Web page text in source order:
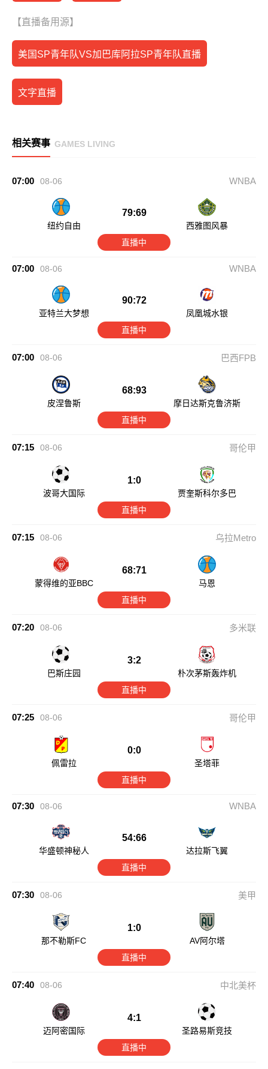
【直播备用源】
美国SP青年队VS加巴库阿拉SP青年队直播
文字直播
相关赛事 GAMES LIVING
07:00 08-06 WNBA
纽约自由
79:69
西雅图风暴
直播中
07:00 08-06 WNBA
亚特兰大梦想
90:72
凤凰城水银
直播中
07:00 08-06 巴西FPB
皮涅鲁斯
68:93
摩日达斯克鲁济斯
直播中
07:15 08-06 哥伦甲
波哥大国际
1:0
贾奎斯科尔多巴
直播中
07:15 08-06 乌拉Metro
蒙得维的亚BBC
68:71
马恩
直播中
07:20 08-06 多米联
巴斯庄园
3:2
朴次茅斯轰炸机
直播中
07:25 08-06 哥伦甲
佩雷拉
0:0
圣塔菲
直播中
07:30 08-06 WNBA
华盛顿神秘人
54:66
达拉斯飞翼
直播中
07:30 08-06 美甲
那不勒斯FC
1:0
AV阿尔塔
直播中
07:40 08-06 中北美杯
迈阿密国际
4:1
圣路易斯竞技
直播中